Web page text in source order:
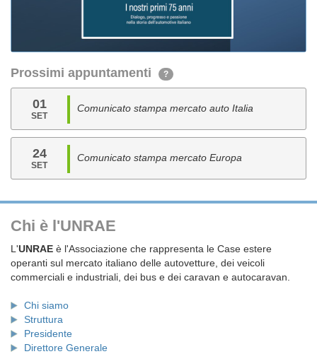
Prossimi appuntamenti ?
01
SET
Comunicato stampa mercato auto Italia
24
SET
Comunicato stampa mercato Europa
Chi è l'UNRAE
L'UNRAE è l'Associazione che rappresenta le Case estere
operanti sul mercato italiano delle autovetture, dei veicoli
commerciali e industriali, dei bus e dei caravan e autocaravan.
Chi siamo
Struttura
Presidente
Direttore Generale